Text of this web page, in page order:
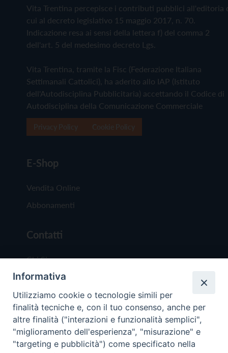
Vita Trentina percepisce i contributi pubblici all'editoria
cui al decreto legislativo 15 maggio 2017, n. 70.
Indicazione resa ai sensi della lettera f) del comma 2
dell'art. 5 del medesimo decreto Lgs.
Vita Trentina, tramite la Fisc (Federazione Italiana
Settimanali Cattolici), ha aderito allo IAP (Istituto
dell'Autodisciplina Pubblicitaria) accettando il Codice di
Autodisciplina della Comunicazione Commerciale
E-Shop
Vendita Online
Abbonamenti
Contatti
Chi Siamo
Redazione
Scrivici
Informativa
Utilizziamo cookie o tecnologie simili per
finalità tecniche e, con il tuo consenso, anche per
altre finalità ("interazioni e funzionalità semplici",
"miglioramento dell'esperienza", "misurazione" e
"targeting e pubblicità") come specificato nella